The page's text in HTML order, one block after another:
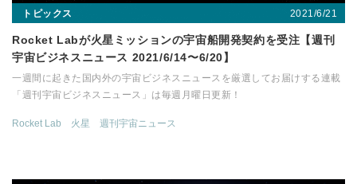
トピックス 2021/6/21
Rocket Labが火星ミッションの宇宙船開発契約を受注【週刊
宇宙ビジネスニュース 2021/6/14〜6/20】
一週間に起きた国内外の宇宙ビジネスニュースを厳選してお届けする連載
「週刊宇宙ビジネスニュース」は毎週月曜日更新！
Rocket Lab 火星 週刊宇宙ニュース